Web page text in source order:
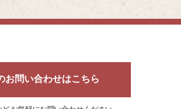
お問い合わせはこちら